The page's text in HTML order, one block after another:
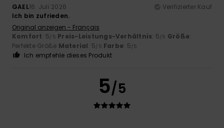
GAEL16. Juli 2026
Verifizierter Kauf
Ich bin zufrieden.
Original anzeigen - Français
Komfort: 5/5 Preis-Leistungs-Verhältnis: 5/5 Größe:
Perfekte Größe Material: 5/5 Farbe: 5/5
Ich empfehle dieses Produkt
5/5